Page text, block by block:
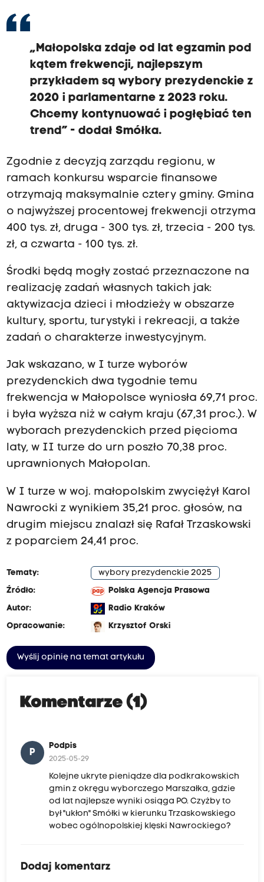
„Małopolska zdaje od lat egzamin pod
kątem frekwencji, najlepszym
przykładem są wybory prezydenckie z
2020 i parlamentarne z 2023 roku.
Chcemy kontynuować i pogłębiać ten
trend” - dodał Smółka.
Zgodnie z decyzją zarządu regionu, w
ramach konkursu wsparcie finansowe
otrzymają maksymalnie cztery gminy. Gmina
o najwyższej procentowej frekwencji otrzyma
400 tys. zł, druga - 300 tys. zł, trzecia - 200 tys.
zł, a czwarta - 100 tys. zł.
Środki będą mogły zostać przeznaczone na
realizację zadań własnych takich jak:
aktywizacja dzieci i młodzieży w obszarze
kultury, sportu, turystyki i rekreacji, a także
zadań o charakterze inwestycyjnym.
Jak wskazano, w I turze wyborów
prezydenckich dwa tygodnie temu
frekwencja w Małopolsce wyniosła 69,71 proc.
i była wyższa niż w całym kraju (67,31 proc.). W
wyborach prezydenckich przed pięcioma
laty, w II turze do urn poszło 70,38 proc.
uprawnionych Małopolan.
W I turze w woj. małopolskim zwyciężył Karol
Nawrocki z wynikiem 35,21 proc. głosów, na
drugim miejscu znalazł się Rafał Trzaskowski
z poparciem 24,41 proc.
Tematy:
wybory prezydenckie 2025
Źródło:
Polska Agencja Prasowa
Autor:
Radio Kraków
Opracowanie:
Krzysztof Orski
Wyślij opinię na temat artykułu
Komentarze (1)
P
Podpis
2025-05-29
Kolejne ukryte pieniądze dla podkrakowskich
gmin z okręgu wyborczego Marszałka, gdzie
od lat najlepsze wyniki osiąga PO. Czyżby to
był "ukłon" Smółki w kierunku Trzaskowskiego
wobec ogólnopolskiej klęski Nawrockiego?
Dodaj komentarz